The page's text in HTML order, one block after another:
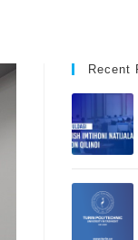
Recent